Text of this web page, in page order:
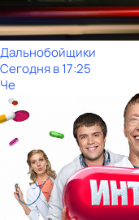
Дальнобойщики
Сегодня в 17:25
Че